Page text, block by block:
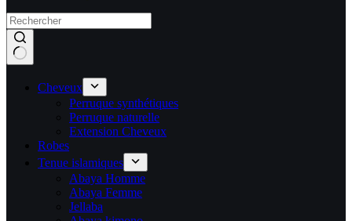
Cheveux
Perruque synthétiques
Perruque naturelle
Extension Cheveux
Robes
Tenue islamiques
Abaya Homme
Abaya Femme
Jellaba